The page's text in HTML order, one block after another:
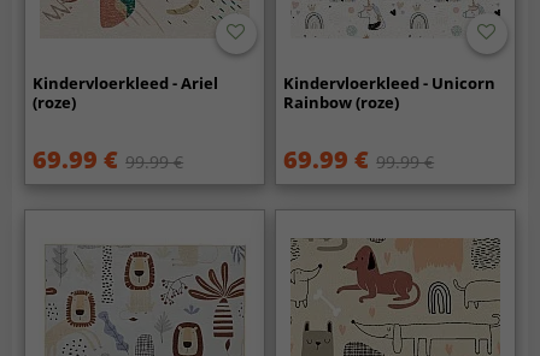
Kindervloerkleed - Ariel
(roze)
69.99 € 99.99 €
Kindervloerkleed - Unicorn
Rainbow (roze)
69.99 € 99.99 €